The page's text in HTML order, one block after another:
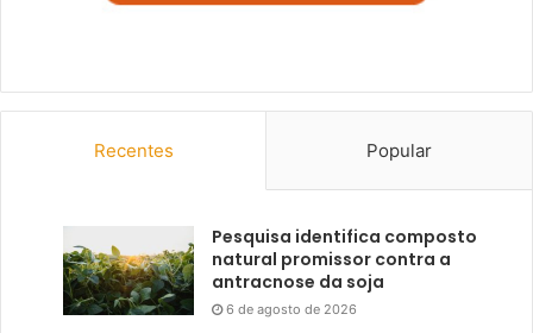
Recentes Popular
Pesquisa identifica composto
natural promissor contra a
antracnose da soja
6 de agosto de 2026